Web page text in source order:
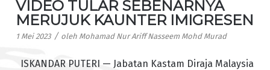
VIDEO TULAR SEBENARNYA
MERUJUK KAUNTER IMIGRESEN
1 Mei 2023 / oleh Mohamad Nur Ariff Nasseem Mohd Murad
ISKANDAR PUTERI — Jabatan Kastam Diraja Malaysia